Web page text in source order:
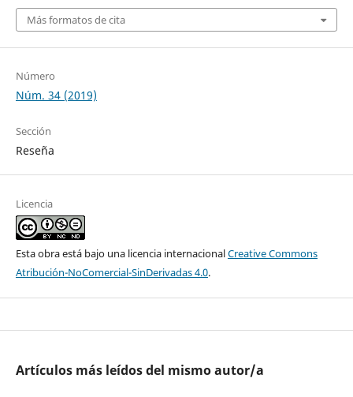
Más formatos de cita
Número
Núm. 34 (2019)
Sección
Reseña
Licencia
Esta obra está bajo una licencia internacionalCreative Commons
Atribución-NoComercial-SinDerivadas 4.0.
Artículos más leídos del mismo autor/a